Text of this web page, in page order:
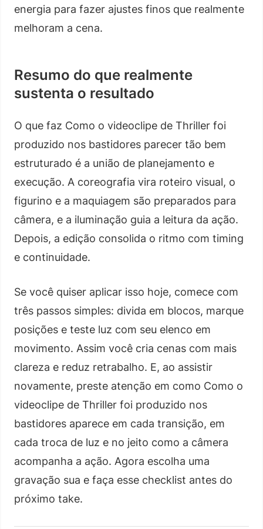
energia para fazer ajustes finos que realmente
melhoram a cena.
Resumo do que realmente
sustenta o resultado
O que faz Como o videoclipe de Thriller foi
produzido nos bastidores parecer tão bem
estruturado é a união de planejamento e
execução. A coreografia vira roteiro visual, o
figurino e a maquiagem são preparados para
câmera, e a iluminação guia a leitura da ação.
Depois, a edição consolida o ritmo com timing
e continuidade.
Se você quiser aplicar isso hoje, comece com
três passos simples: divida em blocos, marque
posições e teste luz com seu elenco em
movimento. Assim você cria cenas com mais
clareza e reduz retrabalho. E, ao assistir
novamente, preste atenção em como Como o
videoclipe de Thriller foi produzido nos
bastidores aparece em cada transição, em
cada troca de luz e no jeito como a câmera
acompanha a ação. Agora escolha uma
gravação sua e faça esse checklist antes do
próximo take.